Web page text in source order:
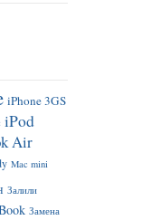
iPhone 3GS
iPod
Air
Mac mini
Залили
Замена